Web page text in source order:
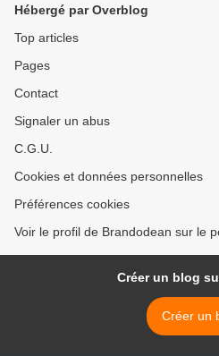
Hébergé par Overblog
Top articles
Pages
Contact
Signaler un abus
C.G.U.
Cookies et données personnelles
Préférences cookies
Voir le profil de Brandodean sur le
Créer un blog
Créer un